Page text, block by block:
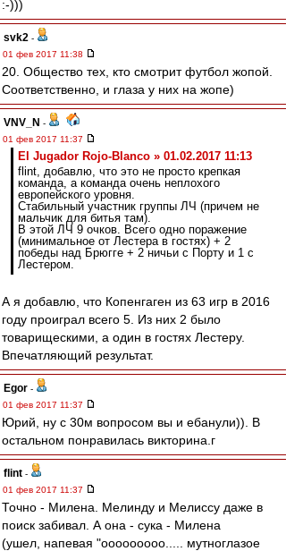
:-)))
svk2 -
01 фев 2017 11:38
20. Общество тех, кто смотрит футбол жопой.
Соответственно, и глаза у них на жопе)
VNV_N -
01 фев 2017 11:37
El Jugador Rojo-Blanco » 01.02.2017 11:13
flint, добавлю, что это не просто крепкая
команда, а команда очень неплохого
европейского уровня.
Стабильный участник группы ЛЧ (причем не
мальчик для битья там).
В этой ЛЧ 9 очков. Всего одно поражение
(минимальное от Лестера в гостях) + 2
победы над Брюгге + 2 ничьи с Порту и 1 с
Лестером.
А я добавлю, что Копенгаген из 63 игр в 2016
году проиграл всего 5. Из них 2 было
товарищескими, а один в гостях Лестеру.
Впечатляющий результат.
Egor -
01 фев 2017 11:37
Юрий, ну с 30м вопросом вы и ебанули)). В
остальном понравилась викторина.г
flint -
01 фев 2017 11:37
Точно - Милена. Мелинду и Мелиссу даже в
поиск забивал. А она - сука - Милена
(ушел, напевая "ооооооооо..... мутноглазое